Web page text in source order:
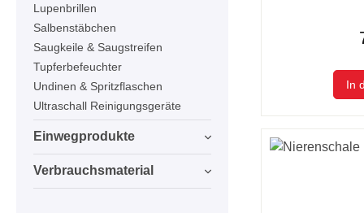
Lupenbrillen
Salbenstäbchen
Saugkeile & Saugstreifen
Tupferbefeuchter
Undinen & Spritzflaschen
Ultraschall Reinigungsgeräte
Einwegprodukte
Verbrauchsmaterial
In